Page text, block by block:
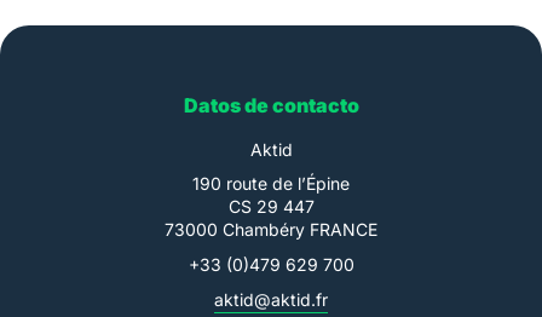
Datos de contacto
Aktid
190 route de l’Épine
CS 29 447
73000 Chambéry FRANCE
+33 (0)479 629 700
aktid@aktid.fr